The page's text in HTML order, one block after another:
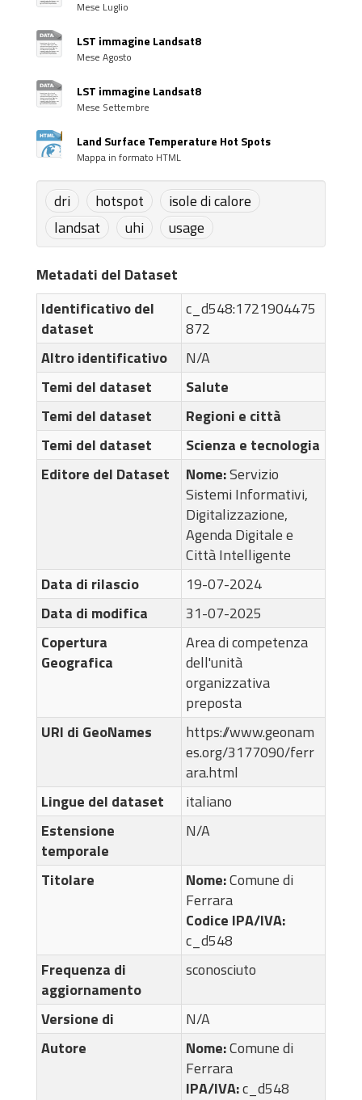
Mese Luglio
LST immagine Landsat8
Mese Agosto
LST immagine Landsat8
Mese Settembre
Land Surface Temperature Hot Spots
Mappa in formato HTML
dri hotspot
isole di calore
landsat
uhi usage
Metadati del Dataset
Identificativo del
dataset
c_d548:1721904475
872
Altro identificativo
N/A
Temi del dataset
Salute
Temi del dataset
Regioni e città
Temi del dataset
Scienza e tecnologia
Editore del Dataset
Nome:Servizio
Sistemi Informativi,
Digitalizzazione,
Agenda Digitale e
Città Intelligente
Data di rilascio
19-07-2024
Data di modifica
31-07-2025
Copertura
Geografica
Area di competenza
dell'unità
organizzativa
preposta
URI di GeoNames
https://www.geonam
es.org/3177090/ferr
ara.html
Lingue del dataset
italiano
Estensione
temporale
N/A
Titolare Nome:Comune di
Ferrara
Codice IPA/IVA:
c_d548
Frequenza di
aggiornamento
sconosciuto
Versione di
N/A
Autore
Nome:Comune di
Ferrara
IPA/IVA:c_d548